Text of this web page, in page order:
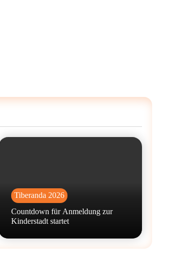
Tiberanda 2026
Countdown für Anmeldung zur
Kinderstadt startet